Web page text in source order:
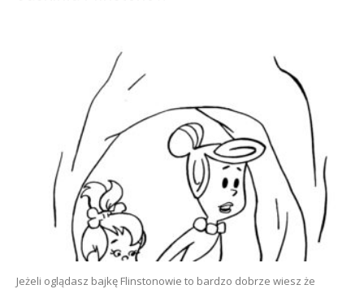
Jeżeli oglądasz bajkę Flinstonowie to bardzo dobrze wiesz że